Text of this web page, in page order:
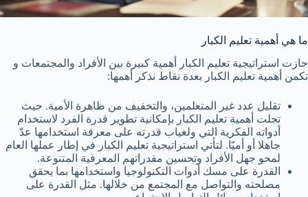
ما هي أهمية تعليم الكبار
حازت استراتيجية تعليم الكبار أهمية كبيرة بين الأفراد والمجتمعات و
تكمن أهمية تعليم الكبار بعدة نقاط نذكر أهمها:
تقليل عدد غير المتعلمين، والتخفيف من ظاهرة الأمية. حيث
تجلت أهمية تعليم الكبار بإمكانية تطوير قدرة الفرد لاستخدام
أدواته الفكرية التي ولغياب قدرته على معرفة استخدامها عدّ
جاهلا أو أميّا. لتأتي استراتيجية تعليم الكبار في إطار عملها العام
لمحو جهل الأفراد وتحسين مقدراتهم المعرفية المتنوعة.
القدرة على مسك أدوات التكنولوجيا واستخدامها بما يحقق
مصلحته والتواصل مع المجتمع من خلالها. مثل القدرة على